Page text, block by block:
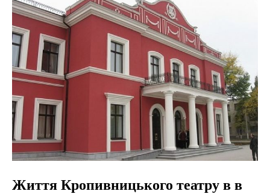
Життя Кропивницького театру в в